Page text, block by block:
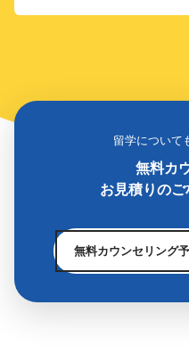
留学について
無料カ
お見積りのご
無料カウンセリング